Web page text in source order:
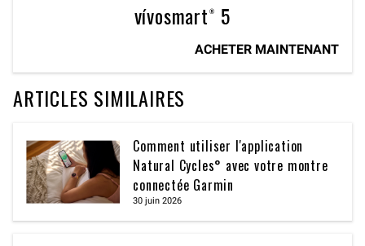
vívosmart® 5
ACHETER MAINTENANT
ARTICLES SIMILAIRES
Comment utiliser l'application
Natural Cycles° avec votre montre
connectée Garmin
30 juin 2026